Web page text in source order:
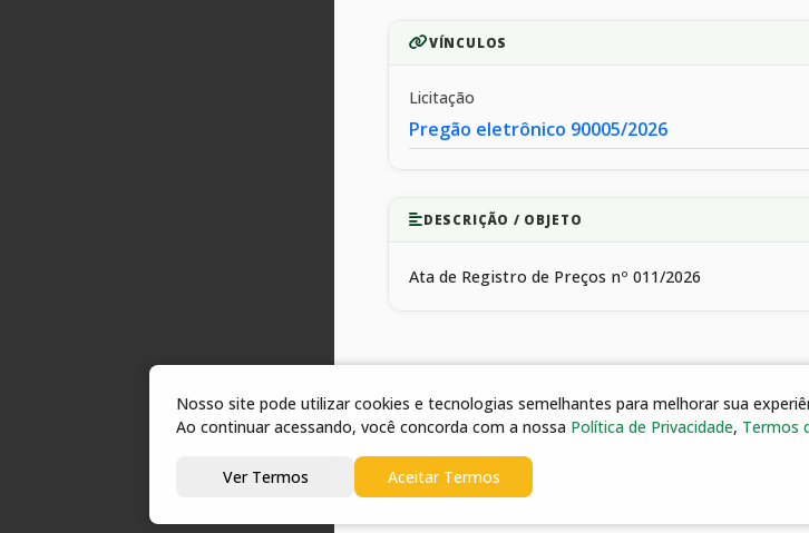
VÍNCULOS
Licitação
Pregão eletrônico 90005/2026
DESCRIÇÃO / OBJETO
Ata de Registro de Preços nº 011/2026
1 arquivos
08/04/2026 11:47 | Ata de Registro de Preços nº
Nosso site pode utilizar cookies e tecnologias semelhantes para melhorar sua
Ao continuar acessando, você concorda com a nossa Política de Privacidade, Termos
Ver Termos Aceitar Termos